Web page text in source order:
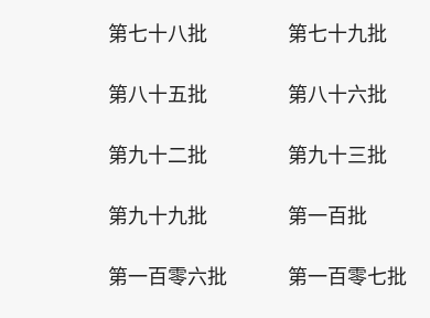
第七十八批 第七十九批
第八十五批 第八十六批
第九十二批 第九十三批
第九十九批 第一百批
第一百零六批 第一百零七批